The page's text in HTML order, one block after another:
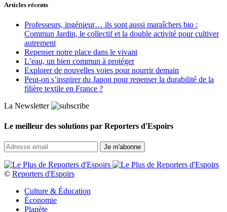
Articles récents
Professeurs, ingénieur… ils sont aussi maraîchers bio :
Commun Jardin, le collectif et la double activité pour cultiver
autrement
Repenser notre place dans le vivant
L’eau, un bien commun à protéger
Explorer de nouvelles voies pour nourrir demain
Peut‑on s’inspirer du Japon pour repenser la durabilité de la
filière textile en France ?
La Newsletter
Le meilleur des solutions par Reporters d'Espoirs
© Reporters d'Espoirs
Culture & Éducation
Économie
Planète